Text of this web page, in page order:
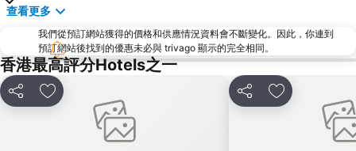
羅湖口岸
東門步行街
North Point Metro Station
中環
Cheung Chau
珠海長隆國際海洋度假區
Sheung Wan Metro Station
Tsing Yi Metro Station
查看更多
我們從預訂網站獲得的價格和供應情況資料會不斷變化。因此，你連到
預訂網站後找到的優惠未必與 trivago 顯示的完全相同。
香港最高評分Hotels之一
分享 放到收藏夾 分享 放到收藏夾